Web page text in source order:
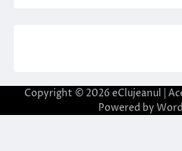
Copyright © 2026 eClujeanul |
Powered by